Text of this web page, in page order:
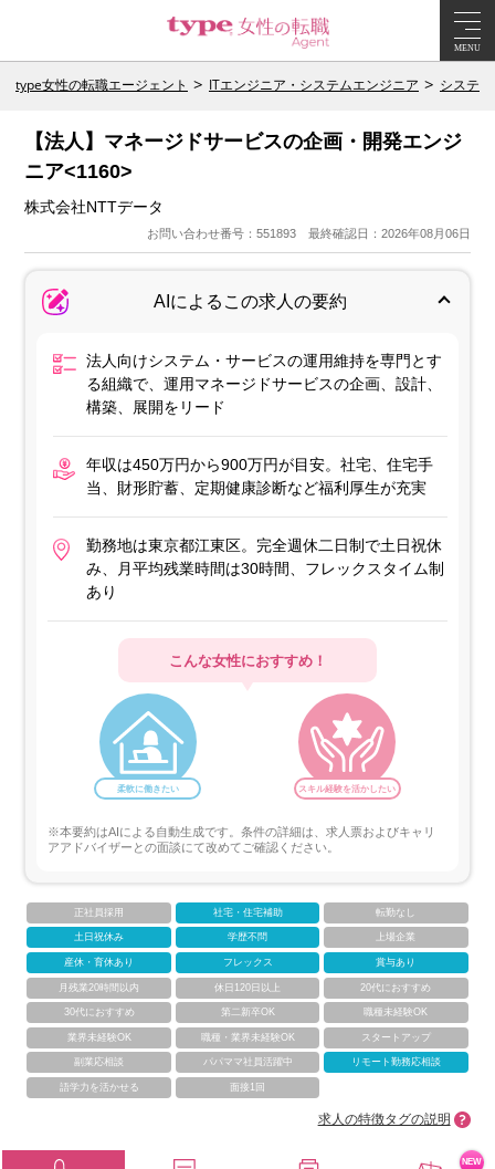
MENU
type女性の転職エージェント ITエンジニア・システムエンジニア システ
【法人】マネージドサービスの企画・開発エンジ
ニア<1160>
株式会社NTTデータ
お問い合わせ番号：551893 最終確認日：2026年08月06日
AIによるこの求人の要約
法人向けシステム・サービスの運用維持を専門とす
る組織で、運用マネージドサービスの企画、設計、
構築、展開をリード
年収は450万円から900万円が目安。社宅、住宅手
当、財形貯蓄、定期健康診断など福利厚生が充実
勤務地は東京都江東区。完全週休二日制で土日祝休
み、月平均残業時間は30時間、フレックスタイム制
あり
こんな女性におすすめ！
柔軟に働きたい スキル経験を活かしたい
※本要約はAIによる自動生成です。条件の詳細は、求人票およびキャリ
アアドバイザーとの面談にて改めてご確認ください。
正社員採用 社宅・住宅補助 転勤なし
土日祝休み 学歴不問 上場企業
産休・育休あり フレックス 賞与あり
月残業20時間以内 休日120日以上 20代におすすめ
30代におすすめ 第二新卒OK 職種未経験OK
業界未経験OK 職種・業界未経験OK スタートアップ
副業応相談 パパママ社員活躍中 リモート勤務応相談
語学力を活かせる 面接1回
求人の特徴タグの説明
NEW